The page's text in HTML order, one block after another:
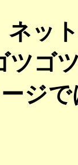
ネッ
ツゴ
ジ